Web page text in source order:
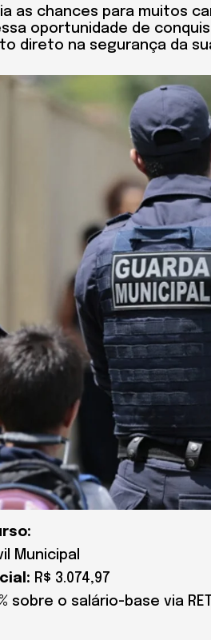
as chances para muitos
oportunidade de
direto na segurança da sua
Municipal
R$ 3.074,97
sobre o salário-base via